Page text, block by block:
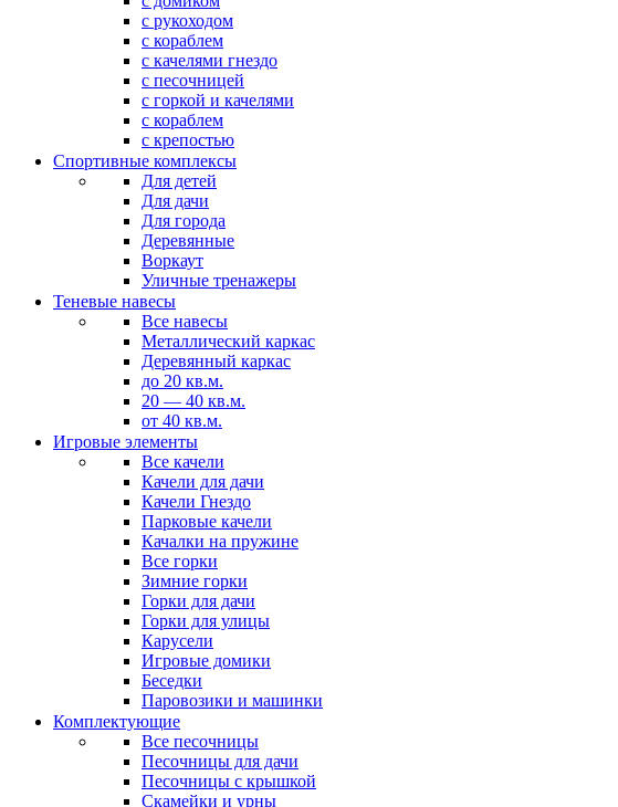
с рукоходом
с кораблем
с качелями гнездо
с песочницей
с горкой и качелями
с кораблем
с крепостью
Спортивные комплексы
Для детей
Для дачи
Для города
Деревянные
Воркаут
Уличные тренажеры
Теневые навесы
Все навесы
Металлический каркас
Деревянный каркас
до 20 кв.м.
20 — 40 кв.м.
от 40 кв.м.
Игровые элементы
Все качели
Качели для дачи
Качели Гнездо
Парковые качели
Качалки на пружине
Все горки
Зимние горки
Горки для дачи
Горки для улицы
Карусели
Игровые домики
Беседки
Паровозики и машинки
Комплектующие
Все песочницы
Песочницы для дачи
Песочницы с крышкой
Скамейки и урны